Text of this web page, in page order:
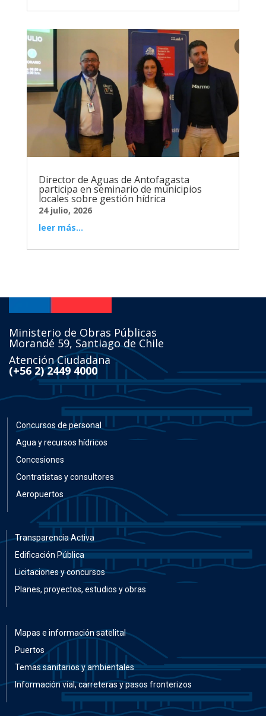
Director de Aguas de Antofagasta
participa en seminario de municipios
locales sobre gestión hídrica
24 julio, 2026
leer más...
Ministerio de Obras Públicas
Morandé 59, Santiago de Chile
Atención Ciudadana
(+56 2) 2449 4000
Concursos de personal
Agua y recursos hídricos
Concesiones
Contratistas y consultores
Aeropuertos
Transparencia Activa
Edificación Pública
Licitaciones y concursos
Planes, proyectos, estudios y obras
Mapas e información satelital
Puertos
Temas sanitarios y ambientales
Información vial, carreteras y pasos fronterizos